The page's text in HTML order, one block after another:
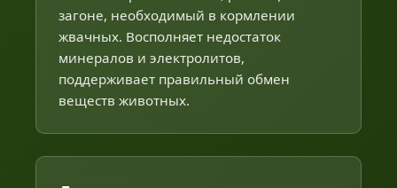
загоне, необходимый в кормлении
жвачных. Восполняет недостаток
минералов и электролитов,
поддерживает правильный обмен
веществ животных.